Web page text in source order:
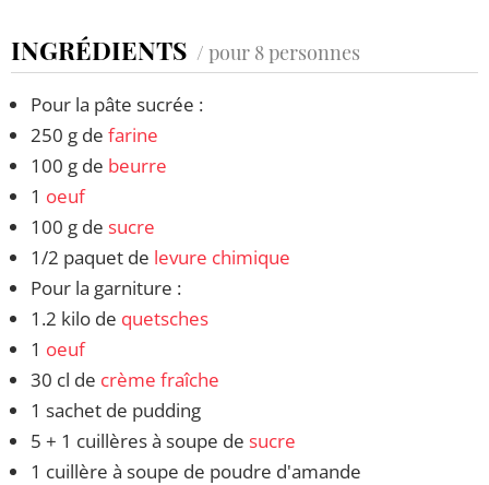
INGRÉDIENTS / pour 8 personnes
Pour la pâte sucrée :
250 g de farine
100 g de beurre
1 oeuf
100 g de sucre
1/2 paquet de levure chimique
Pour la garniture :
1.2 kilo de quetsches
1 oeuf
30 cl de crème fraîche
1 sachet de pudding
5 + 1 cuillères à soupe de sucre
1 cuillère à soupe de poudre d'amande